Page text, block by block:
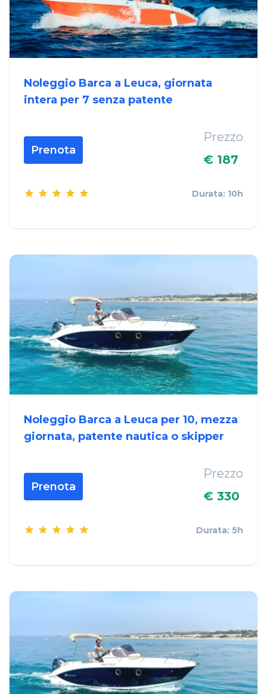
Noleggio Barca a Leuca, giornata
intera per 7 senza patente
Prenota
Prezzo
€ 187
Durata: 10h
Noleggio Barca a Leuca per 10, mezza
giornata, patente nautica o skipper
Prenota
Prezzo
€ 330
Durata: 5h